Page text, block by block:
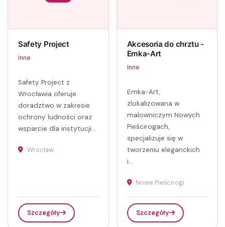
Safety Project
Inne
Safety Project z
Wrocławia oferuje
doradztwo w zakresie
ochrony ludności oraz
wsparcie dla instytucji...
Wrocław
Szczegóły
Akcesoria do chrztu -
Emka-Art
Inne
Emka-Art,
zlokalizowana w
malowniczym Nowych
Pieścirogach,
specjalizuje się w
tworzeniu eleganckich
i...
Nowe Pieścirogi
Szczegóły